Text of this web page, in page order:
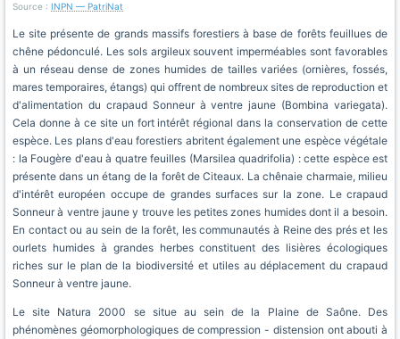
Source : INPN — PatriNat
Le site présente de grands massifs forestiers à base de forêts feuillues de
chêne pédonculé. Les sols argileux souvent imperméables sont favorables
à un réseau dense de zones humides de tailles variées (ornières, fossés,
mares temporaires, étangs) qui offrent de nombreux sites de reproduction et
d'alimentation du crapaud Sonneur à ventre jaune (Bombina variegata).
Cela donne à ce site un fort intérêt régional dans la conservation de cette
espèce. Les plans d'eau forestiers abritent également une espèce végétale
: la Fougère d'eau à quatre feuilles (Marsilea quadrifolia) : cette espèce est
présente dans un étang de la forêt de Citeaux. La chênaie charmaie, milieu
d'intérêt européen occupe de grandes surfaces sur la zone. Le crapaud
Sonneur à ventre jaune y trouve les petites zones humides dont il a besoin.
En contact ou au sein de la forêt, les communautés à Reine des prés et les
ourlets humides à grandes herbes constituent des lisières écologiques
riches sur le plan de la biodiversité et utiles au déplacement du crapaud
Sonneur à ventre jaune.
Le site Natura 2000 se situe au sein de la Plaine de Saône. Des
phénomènes géomorphologiques de compression - distension ont abouti à